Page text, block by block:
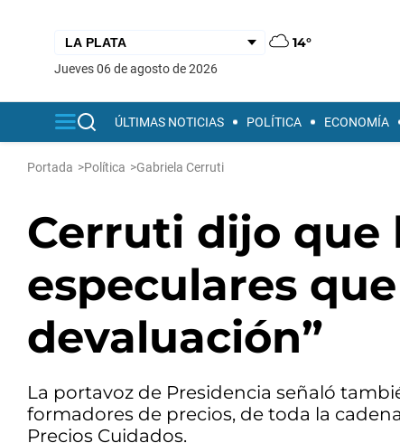
14°
jueves 06 de agosto de 2026
ÚLTIMAS NOTICIAS POLÍTICA ECONOMÍA
Portada >Política >Gabriela Cerruti
Cerruti dijo que
especulares
devaluación”
La portavoz de Presidencia señaló
formadores de precios, de toda la
Precios Cuidados.